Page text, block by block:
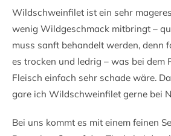
Wildschweinfilet ist ein sehr
wenig Wildgeschmack mitbringt –
muss sanft behandelt werden, denn
es trocken und ledrig – was bei dem
Fleisch einfach sehr schade wäre.
gare ich Wildschweinfilet gerne bei
Bei uns kommt es mit einem feinen